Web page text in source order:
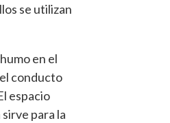
se utilizan
en el
conducto
espacio
para la